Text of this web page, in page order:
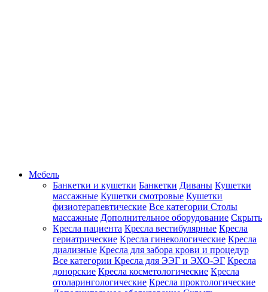
Мебель
Банкетки и кушетки Банкетки Диваны Кушетки
массажные Кушетки смотровые Кушетки
физиотерапевтические Все категории Столы
массажные Дополнительное оборудование Скрыть
Кресла пациента Кресла вестибулярные Кресла
гериатрические Кресла гинекологические Кресла
диализные Кресла для забора крови и процедур
Все категории Кресла для ЭЭГ и ЭХО-ЭГ Кресла
донорские Кресла косметологические Кресла
отоларингологические Кресла проктологические